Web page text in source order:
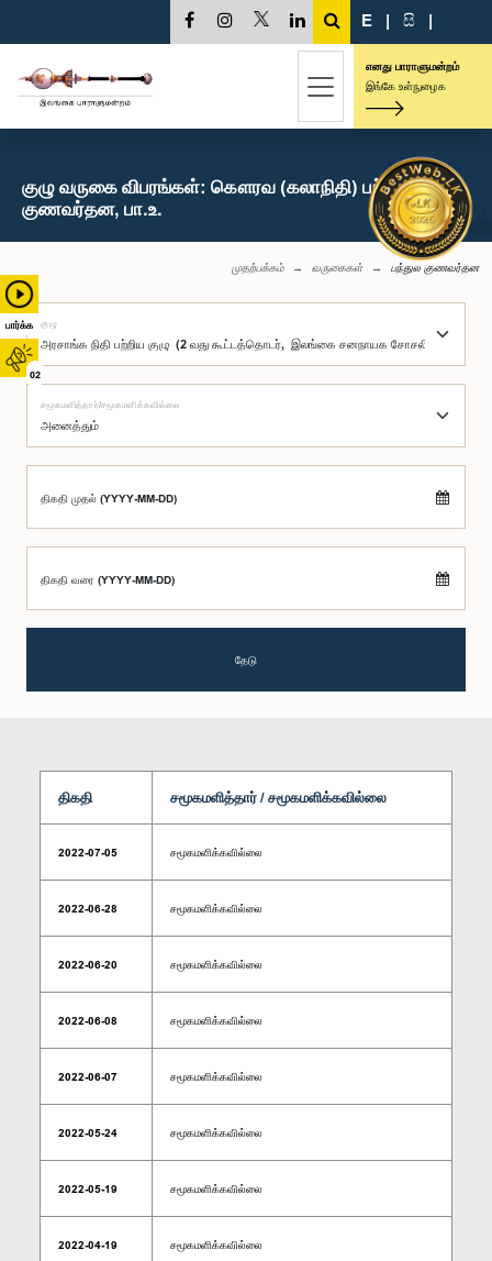
பார்க்க
02
E | සි |
எனது பாராளுமன்றம்
இங்கே உள்நுழைக
குழு வருகை விபரங்கள்: கௌரவ (கலாநிதி) பந்துல
குணவர்தன, பா.உ.
முதற்பக்கம் வருகைகள் பந்துல குணவர்தன
குழு
சமூகமளித்தார்/சமூகமளிக்கவில்லை
திகதி முதல் (YYYY-MM-DD)
திகதி வரை (YYYY-MM-DD)
தேடு
திகதி சமூகமளித்தார் / சமூகமளிக்கவில்லை
2022-07-05 சமூகமளிக்கவில்லை
2022-06-28 சமூகமளிக்கவில்லை
2022-06-20 சமூகமளிக்கவில்லை
2022-06-08 சமூகமளிக்கவில்லை
2022-06-07 சமூகமளிக்கவில்லை
2022-05-24 சமூகமளிக்கவில்லை
2022-05-19 சமூகமளிக்கவில்லை
2022-04-19 சமூகமளிக்கவில்லை